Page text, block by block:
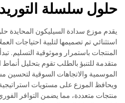
حلول سلسلة
يقدم موزع سدادة السيليكون المحايدة
استثنائي تم تصميمها لتلبية احتياجات
المنتجات باستمرار وموثوقية التسليم.
متقدمة للتنبؤ بالطلب تقوم بتحليل أنماط
الموسمية والاتجاهات السوقية لتحسين
ويحافظ الموزع على مستويات
منتجات متعددة، مما يضمن التوافر